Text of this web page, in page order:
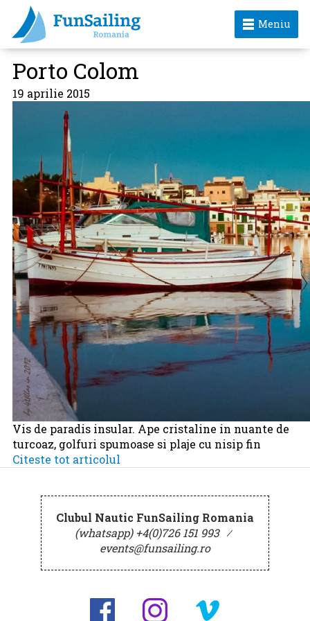
Meniu
Porto Colom
19 aprilie 2015
Vis de paradis insular. Ape cristaline in nuante de
turcoaz, golfuri spumoase si plaje cu nisip fin
Citeste tot articolul
Clubul Nautic FunSailing Romania
(whatsapp) +4(0)726 151 993 ⁄
events@funsailing.ro